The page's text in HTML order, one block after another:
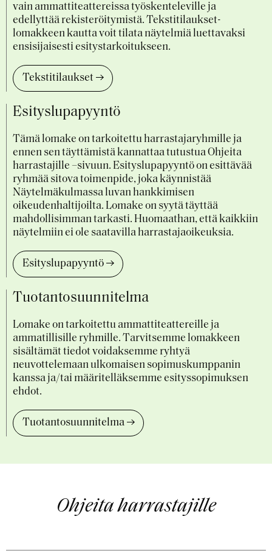
vain ammattiteattereissa työskenteleville ja
edellyttää rekisteröitymistä. Tekstitilaukset-
lomakkeen kautta voit tilata näytelmiä luettavaksi
ensisijaisesti esitystarkoitukseen.
Tekstitilaukset
Esityslupapyyntö
Tämä lomake on tarkoitettu harrastajaryhmille ja
ennen sen täyttämistä kannattaa tutustua Ohjeita
harrastajille –sivuun. Esityslupapyyntö on esittävää
ryhmää sitova toimenpide, joka käynnistää
Näytelmäkulmassa luvan hankkimisen
oikeudenhaltijoilta. Lomake on syytä täyttää
mahdollisimman tarkasti. Huomaathan, että kaikkiin
näytelmiin ei ole saatavilla harrastajaoikeuksia.
Esityslupapyyntö
Tuotantosuunnitelma
Lomake on tarkoitettu ammattiteattereille ja
ammatillisille ryhmille. Tarvitsemme lomakkeen
sisältämät tiedot voidaksemme ryhtyä
neuvottelemaan ulkomaisen sopimuskumppanin
kanssa ja/tai määritelläksemme esityssopimuksen
ehdot.
Tuotantosuunnitelma
Ohjeita harrastajille